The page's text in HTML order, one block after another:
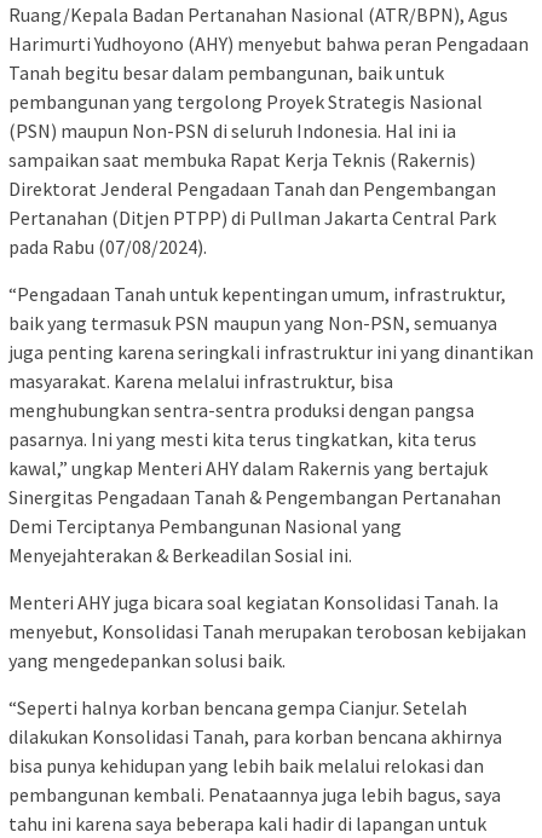
Ruang/Kepala Badan Pertanahan Nasional (ATR/BPN), Agus
Harimurti Yudhoyono (AHY) menyebut bahwa peran Pengadaan
Tanah begitu besar dalam pembangunan, baik untuk
pembangunan yang tergolong Proyek Strategis Nasional
(PSN) maupun Non-PSN di seluruh Indonesia. Hal ini ia
sampaikan saat membuka Rapat Kerja Teknis (Rakernis)
Direktorat Jenderal Pengadaan Tanah dan Pengembangan
Pertanahan (Ditjen PTPP) di Pullman Jakarta Central Park
pada Rabu (07/08/2024).
“Pengadaan Tanah untuk kepentingan umum, infrastruktur,
baik yang termasuk PSN maupun yang Non-PSN, semuanya
juga penting karena seringkali infrastruktur ini yang dinantikan
masyarakat. Karena melalui infrastruktur, bisa
menghubungkan sentra-sentra produksi dengan pangsa
pasarnya. Ini yang mesti kita terus tingkatkan, kita terus
kawal,” ungkap Menteri AHY dalam Rakernis yang bertajuk
Sinergitas Pengadaan Tanah & Pengembangan Pertanahan
Demi Terciptanya Pembangunan Nasional yang
Menyejahterakan & Berkeadilan Sosial ini.
Menteri AHY juga bicara soal kegiatan Konsolidasi Tanah. Ia
menyebut, Konsolidasi Tanah merupakan terobosan kebijakan
yang mengedepankan solusi baik.
“Seperti halnya korban bencana gempa Cianjur. Setelah
dilakukan Konsolidasi Tanah, para korban bencana akhirnya
bisa punya kehidupan yang lebih baik melalui relokasi dan
pembangunan kembali. Penataannya juga lebih bagus, saya
tahu ini karena saya beberapa kali hadir di lapangan untuk